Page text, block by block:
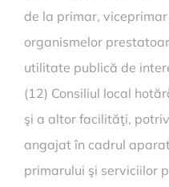
de la primar,
organismelor
utilitate publică de
(12) Consiliul local
şi a altor facilităţi,
angajat în cadrul
primarului şi serviciilor